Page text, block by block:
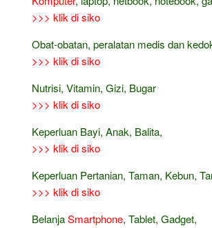
>>> klik di siko
Obat-obatan, peralatan medis dan
>>> klik di siko
Nutrisi, Vitamin, Gizi, Bugar
>>> klik di siko
Keperluan Bayi, Anak, Balita,
>>> klik di siko
Keperluan Pertanian, Taman, Kebun,
>>> klik di siko
BelanjaSmartphone, Tablet, Gadget,